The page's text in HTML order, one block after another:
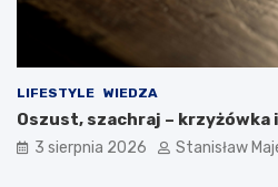
LIFESTYLE WIEDZA
Oszust, szachraj – krzyżówka
3 sierpnia 2026 Stanisław